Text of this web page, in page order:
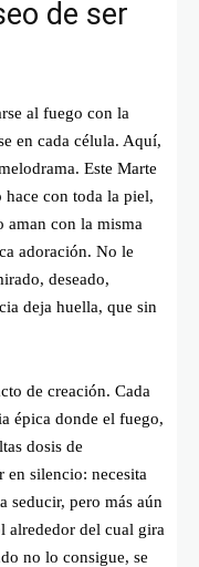
de ser
al fuego con la
en cada célula. Aquí,
Este Marte
hace con toda la piel,
aman con la misma
adoración. No le
deseado,
deja huella, que sin
de creación. Cada
épica donde el fuego,
dosis de
en silencio: necesita
seducir, pero más aún
alrededor del cual gira
no lo consigue, se